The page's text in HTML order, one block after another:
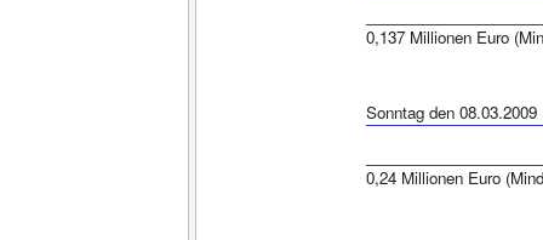
0,137 Millionen Euro
Sonntag den 08.03.2009
0,24 Millionen Euro